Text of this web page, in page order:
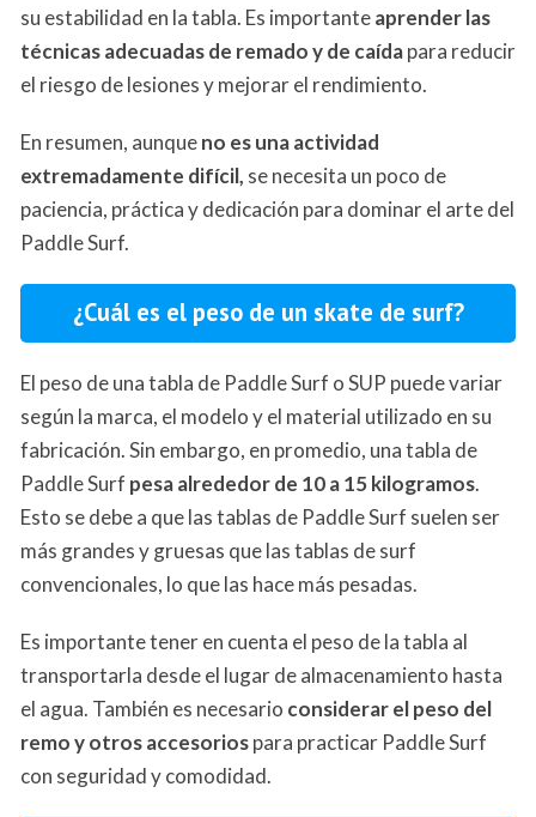
su estabilidad en la tabla. Es importanteaprender las
técnicas adecuadas de remado y de caídapara reducir
el riesgo de lesiones y mejorar el rendimiento.
En resumen, aunqueno es una actividad
extremadamente difícil, se necesita un poco de
paciencia, práctica y dedicación para dominar el arte del
Paddle Surf.
¿Cuál es el peso de un skate de surf?
El peso de una tabla de Paddle Surf o SUP puede variar
según la marca, el modelo y el material utilizado en su
fabricación. Sin embargo, en promedio, una tabla de
Paddle Surf pesa alrededor de 10 a 15 kilogramos.
Esto se debe a que las tablas de Paddle Surf suelen ser
más grandes y gruesas que las tablas de surf
convencionales, lo que las hace más pesadas.
Es importante tener en cuenta el peso de la tabla al
transportarla desde el lugar de almacenamiento hasta
el agua. También es necesario considerar el peso del
remo y otros accesoriospara practicar Paddle Surf
con seguridad y comodidad.